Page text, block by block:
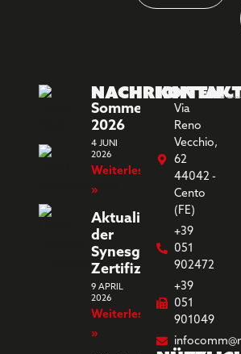
Nachrichten
Sommerferien
2026
4 JUNI
2026
Weiterlesen
»
Aktualisierung
der
Synesgy-
Zertifizierung
9 APRIL
2026
Weiterlesen
»
Via
Reno
Vecchio,
62
44042 -
Cento
(FE)
+39
051
902472
+39
051
901049